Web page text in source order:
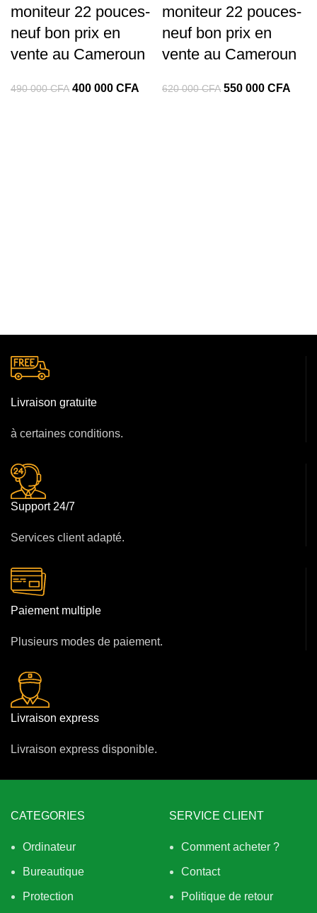
moniteur 22 pouces-
neuf bon prix en
vente au Cameroun
490 000CFA 400 000 CFA
moniteur 22 pouces-
neuf bon prix en
vente au Cameroun
620 000CFA 550 000 CFA
Livraison gratuite
à certaines conditions.
Support 24/7
Services client adapté.
Paiement multiple
Plusieurs modes de paiement.
Livraison express
Livraison express disponible.
CATEGORIES
Ordinateur
Bureautique
Protection
SERVICE CLIENT
Comment acheter ?
Contact
Politique de retour